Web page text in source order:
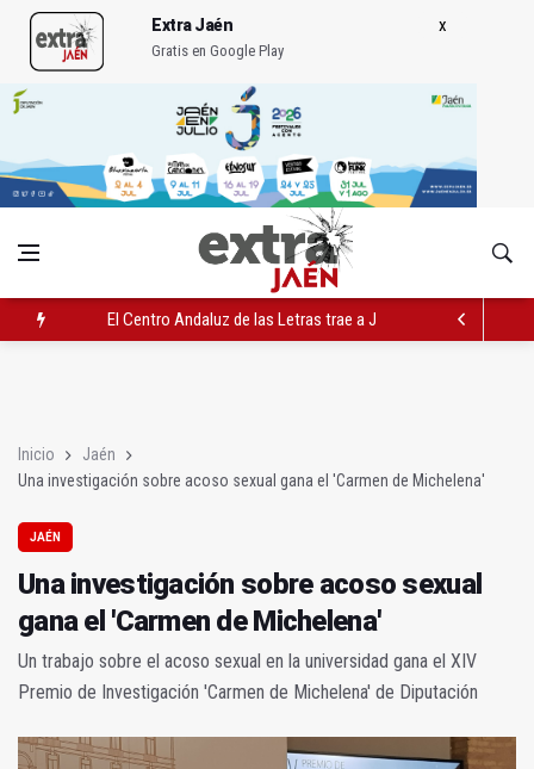
Extra Jaén
Gratis en Google Play
El Centro Andaluz de las Letras trae a Jaén al filósofo Omar
Inicio
Jaén
Una investigación sobre acoso sexual gana el 'Carmen de Michelena'
JAÉN
Una investigación sobre acoso sexual
gana el 'Carmen de Michelena'
Un trabajo sobre el acoso sexual en la universidad gana el XIV
Premio de Investigación 'Carmen de Michelena' de Diputación